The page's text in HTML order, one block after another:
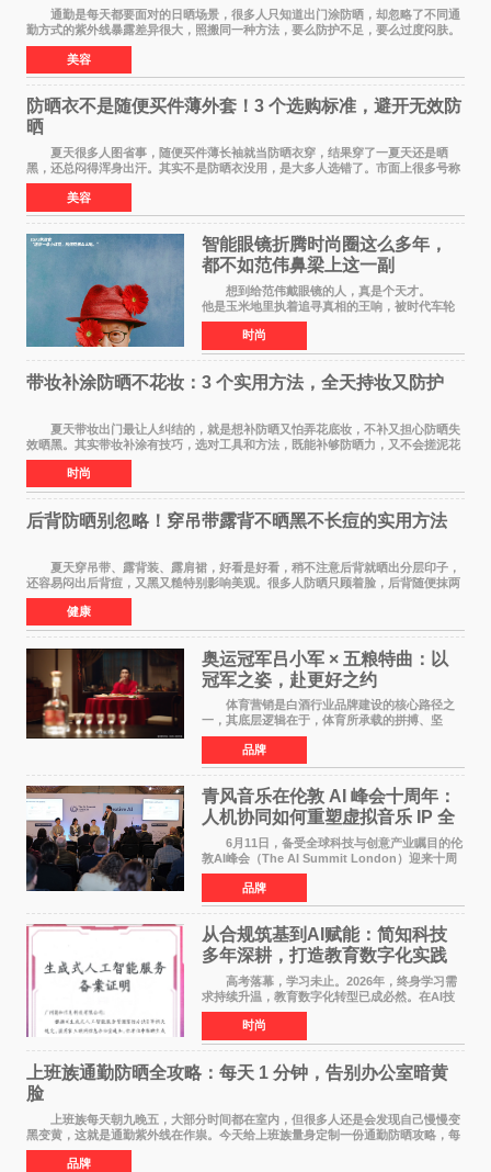
通勤是每天都要面对的日晒场景，很多人只知道出门涂防晒，却忽略了不同通
勤方式的紫外线暴露差异很大，照搬同一种方法，要么防护不足，要么过度闷肤。
根据出行方式调整防晒策略，才是既省心又
美容
防晒衣不是随便买件薄外套！3 个选购标准，避开无效防
晒
夏天很多人图省事，随便买件薄长袖就当防晒衣穿，结果穿了一夏天还是晒
黑，还总闷得浑身出汗。其实不是防晒衣没用，是大多人选错了。市面上很多号称
防晒衣 的款式，本质就是普通薄外套，根
美容
智能眼镜折腾时尚圈这么多年，
都不如范伟鼻梁上这一副
想到给范伟戴眼镜的人，真是个天才。
他是玉米地里执着追寻真相的王响，被时代车轮
碾过，轴得让人心疼；在《马大帅》里，他是穿
貂皮大衣、永远在做梦的辽北第一狠人范德彪，
体面全靠嘴硬撑
时尚
带妆补涂防晒不花妆：3 个实用方法，全天持妆又防护
夏天带妆出门最让人纠结的，就是想补防晒又怕弄花底妆，不补又担心防晒失
效晒黑。其实带妆补涂有技巧，选对工具和方法，既能补够防晒力，又不会搓泥花
妆，全天持妆和防护可以同时兼顾。 第
时尚
后背防晒别忽略！穿吊带露背不晒黑不长痘的实用方法
夏天穿吊带、露背装、露肩裙，好看是好看，稍不注意后背就晒出分层印子，
还容易闷出后背痘，又黑又糙特别影响美观。很多人防晒只顾着脸，后背随便抹两
下甚至完全不涂，结果晒黑后好几个月都白
健康
奥运冠军吕小军 × 五粮特曲：以
冠军之姿，赴更好之约
体育营销是白酒行业品牌建设的核心路径之
一，其底层逻辑在于，体育所承载的拼搏、坚
守、超越等正向精神，能为白酒品牌注入人格化
的精神内核，同时体育受众与白酒主流消费群体
高度重合，可有效
品牌
青风音乐在伦敦 AI 峰会十周年：
人机协同如何重塑虚拟音乐 IP 全
球化路径？
6月11日，备受全球科技与创意产业瞩目的伦
敦AI峰会（The AI Summit London）迎来十周
年盛典。这场横跨科技、文娱、资本的国际盛
会，持续定义着 AI 产业落地的前沿风向。 当
行业普遍陷
品牌
从合规筑基到AI赋能：简知科技
多年深耕，打造教育数字化实践
范本
高考落幕，学习未止。2026年，终身学习需
求持续升温，教育数字化转型已成必然。在AI技
术已经全面融入教育领域的形式下，传统在线教
育统一教学之弊、AI内容监管之难、数据安全之
忧，亦随之凸显
时尚
上班族通勤防晒全攻略：每天 1 分钟，告别办公室暗黄
脸
上班族每天朝九晚五，大部分时间都在室内，但很多人还是会发现自己慢慢变
黑变黄，这就是通勤紫外线在作祟。今天给上班族量身定制一份通勤防晒攻略，每
天只花 1 分钟，就能轻松搞定。 首先
品牌